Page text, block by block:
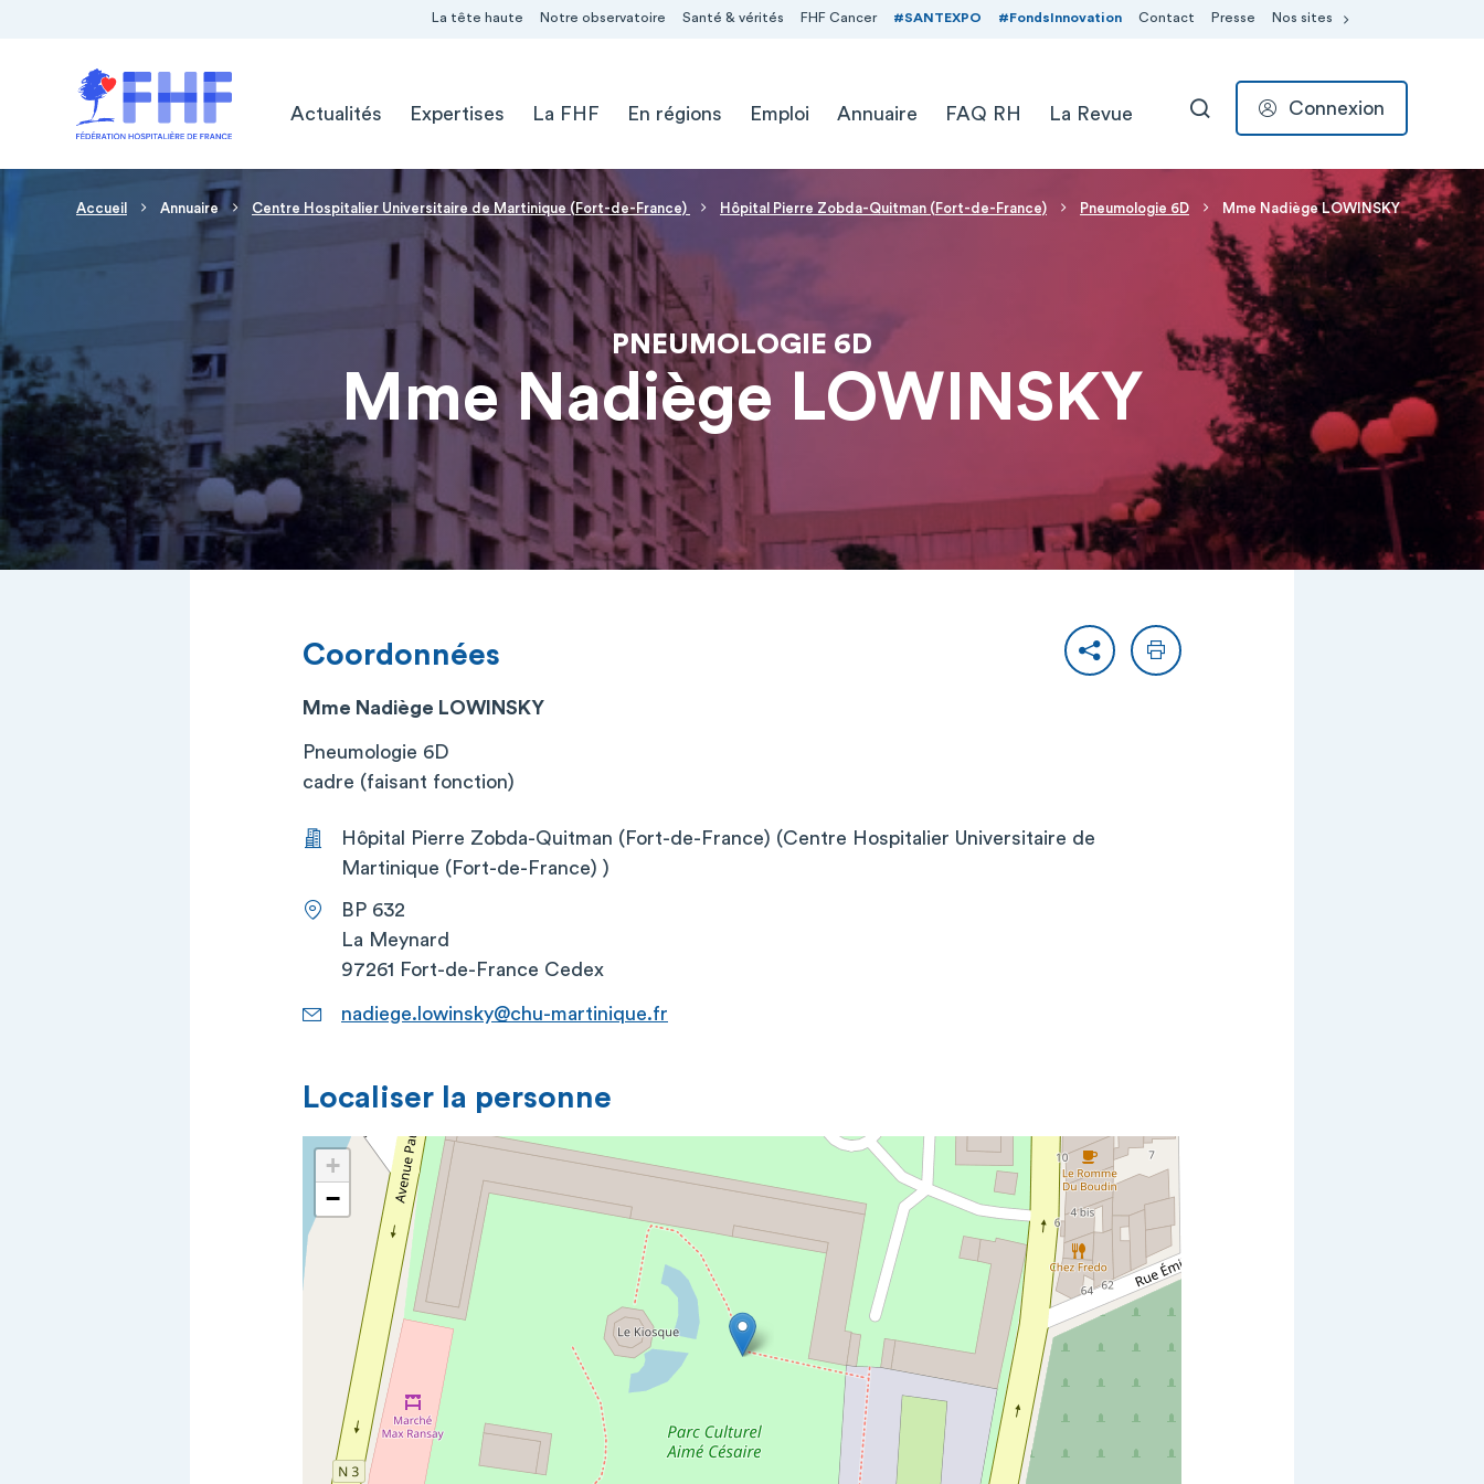
La tête haute Notre observatoire Santé & vérités FHF Cancer #SANTEXPO #FondsInnovation Contact Presse Nos sites
Actualités
Expertises La FHF En régions Emploi Annuaire FAQ RH La Revue RECHERCHER
Connexion
Fil d'Ariane
Accueil Annuaire Centre Hospitalier Universitaire de Martinique (Fort-de-France) Hôpital Pierre Zobda-Quitman (Fort-de-France) Pneumologie 6D Mme Nadiège LOWINSKY
PNEUMOLOGIE 6D
Mme Nadiège LOWINSKY
PartagerImprimer
Coordonnées
Mme Nadiège LOWINSKY
Pneumologie 6D
cadre (faisant fonction)
Hôpital Pierre Zobda-Quitman (Fort-de-France) (Centre Hospitalier Universitaire de
Martinique (Fort-de-France) )
BP 632
La Meynard
97261 Fort-de-France Cedex
nadiege.lowinsky@chu-martinique.fr
Localiser la personne
+
−